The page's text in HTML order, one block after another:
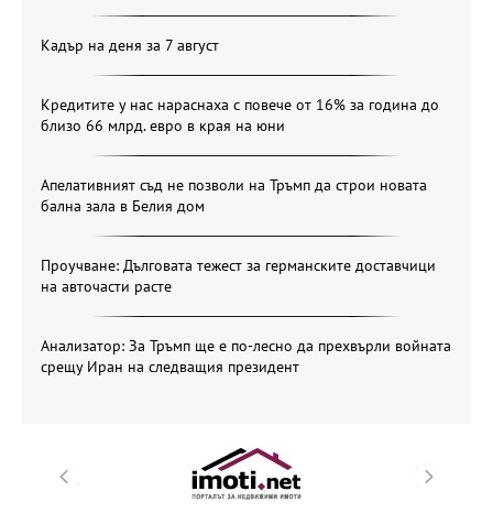
Кадър на деня за 7 август
Кредитите у нас нараснаха с повече от 16% за година до
близо 66 млрд. евро в края на юни
Апелативният съд не позволи на Тръмп да строи новата
бална зала в Белия дом
Проучване: Дълговата тежест за германските доставчици
на авточасти расте
Анализатор: За Тръмп ще е по-лесно да прехвърли войната
срещу Иран на следващия президент